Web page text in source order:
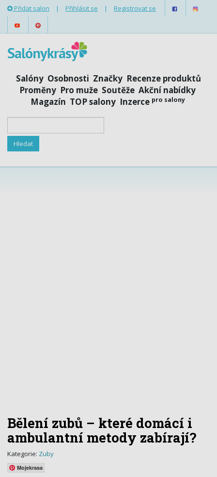
Přidat salon | Přihlásit se | Registrovat se
Salóny Osobnosti Značky Recenze produktů
Proměny Pro muže Soutěže Akční nabídky
Magazín TOP salony Inzerce pro salony
Bělení zubů – které domácí i
ambulantní metody zabírají?
Kategorie: Zuby
Mojekrasa